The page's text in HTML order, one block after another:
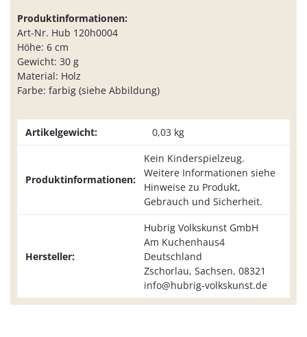
Produktinformationen:
Art-Nr. Hub 120h0004
Höhe: 6 cm
Gewicht: 30 g
Material: Holz
Farbe: farbig (siehe Abbildung)
Artikelgewicht: 0,03 kg
Produktinformationen:
Kein Kinderspielzeug.
Weitere Informationen siehe
Hinweise zu Produkt,
Gebrauch und Sicherheit.
Hersteller:
Hubrig Volkskunst GmbH
Am Kuchenhaus4
Deutschland
Zschorlau, Sachsen, 08321
info@hubrig-volkskunst.de